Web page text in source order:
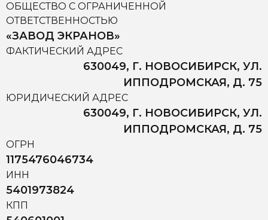
ОБЩЕСТВО С ОГРАНИЧЕННОЙ
ОТВЕТСТВЕННОСТЬЮ
«ЗАВОД ЭКРАНОВ»
ФАКТИЧЕСКИЙ АДРЕС
630049, Г. НОВОСИБИРСК, УЛ.
ИППОДРОМСКАЯ, Д. 75
ЮРИДИЧЕСКИЙ АДРЕС
630049, Г. НОВОСИБИРСК, УЛ.
ИППОДРОМСКАЯ, Д. 75
ОГРН
1175476046734
ИНН
5401973824
КПП